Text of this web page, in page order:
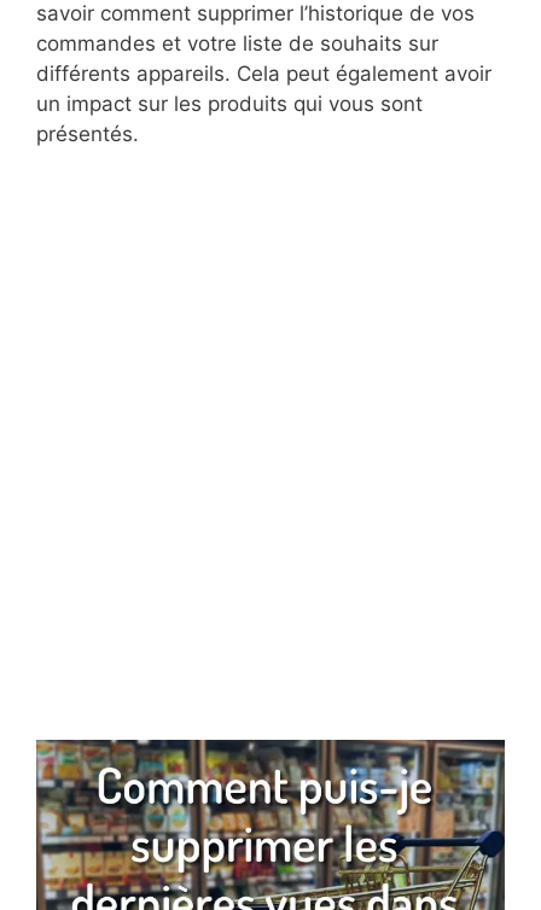
savoir comment supprimer l’historique de vos
commandes et votre liste de souhaits sur
différents appareils. Cela peut également avoir
un impact sur les produits qui vous sont
présentés.